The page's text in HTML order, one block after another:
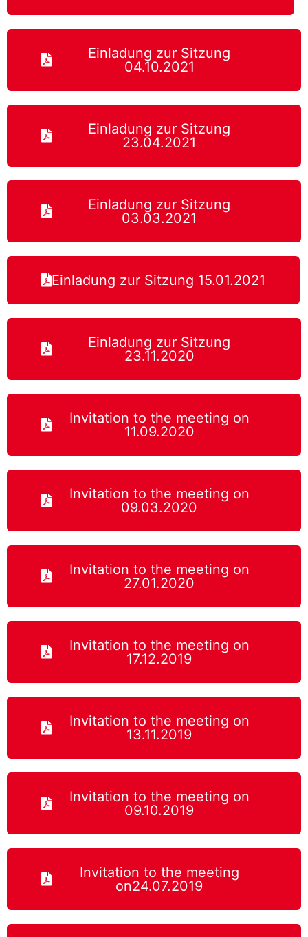
Einladung zur Sitzung
04.10.2021
Einladung zur Sitzung
23.04.2021
Einladung zur Sitzung
03.03.2021
Einladung zur Sitzung 15.01.2021
Einladung zur Sitzung
23.11.2020
Invitation to the meeting on
11.09.2020
Invitation to the meeting on
09.03.2020
Invitation to the meeting on
27.01.2020
Invitation to the meeting on
17.12.2019
Invitation to the meeting on
13.11.2019
Invitation to the meeting on
09.10.2019
Invitation to the meeting
on24.07.2019